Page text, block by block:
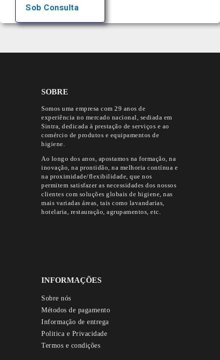
Sob Consulta
SOBRE
Somos uma empresa com 29 anos de
experiência no mercado nacional, sediada em
Sintra, dedicada à prestação de serviços e ao
comércio de produtos e equipamentos de
higiene.
Ao longo dos anos, apostamos na formação, na
inovação, na prontidão, na melhoria contínua e
na proximidade/flexibilidade, que nos
permitem satisfazer as necessidades dos nossos
clientes com soluções globais de higiene, nas
mais variadas áreas, tais como lavandarias,
hotelaria, restauração, agrupamentos, etc.
INFORMAÇÕES
Sobre nós
Métodos de pagamento
Informação de entrega
Politica e Privacidade
Termos e condições